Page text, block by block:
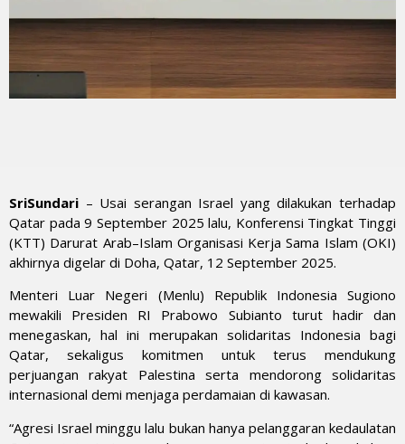
SriSundari – Usai serangan Israel yang dilakukan terhadap
Qatar pada 9 September 2025 lalu, Konferensi Tingkat Tinggi
(KTT) Darurat Arab–Islam Organisasi Kerja Sama Islam (OKI)
akhirnya digelar di Doha, Qatar, 12 September 2025.
Menteri Luar Negeri (Menlu) Republik Indonesia Sugiono
mewakili Presiden RI Prabowo Subianto turut hadir dan
menegaskan, hal ini merupakan solidaritas Indonesia bagi
Qatar, sekaligus komitmen untuk terus mendukung
perjuangan rakyat Palestina serta mendorong solidaritas
internasional demi menjaga perdamaian di kawasan.
“Agresi Israel minggu lalu bukan hanya pelanggaran kedaulatan